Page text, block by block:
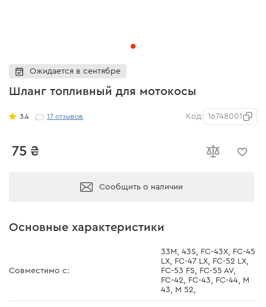
Шланг топливный для мотокосы
3.4 17отзывов Код: 16748001
75 ₴
Сообщить о наличии
Ожидается в сентябре
Основные характеристики
Совместимо с:
33М, 43S, FC-43X, FC-45
LX, FC-47 LX, FC-52 LX,
FC-53 FS, FC-55 AV,
FС-42, FС-43, FС-44, M
43, M 52,